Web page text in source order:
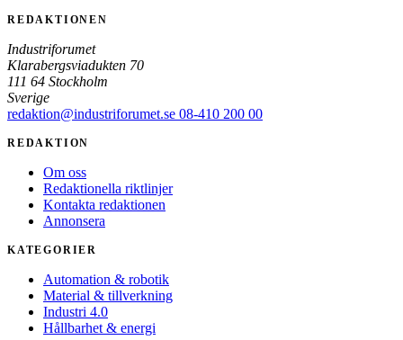
REDAKTIONEN
Industriforumet
Klarabergsviadukten 70
111 64 Stockholm
Sverige
redaktion@industriforumet.se 08-410 200 00
REDAKTION
Om oss
Redaktionella riktlinjer
Kontakta redaktionen
Annonsera
KATEGORIER
Automation & robotik
Material & tillverkning
Industri 4.0
Hållbarhet & energi